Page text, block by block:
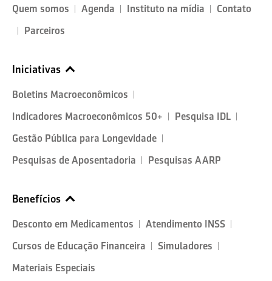
Quem somos Agenda Instituto na mídia
Contato
Parceiros
Iniciativas
Boletins Macroeconômicos
Indicadores Macroeconômicos 50+
Pesquisa IDL
Gestão Pública para Longevidade
Pesquisas de Aposentadoria
Pesquisas AARP
Benefícios
Desconto em Medicamentos
Atendimento INSS
Cursos de Educação Financeira
Simuladores
Materiais Especiais